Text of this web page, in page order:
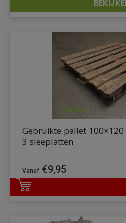
Gebruikte pallet
3 sleeplatten
€9,95